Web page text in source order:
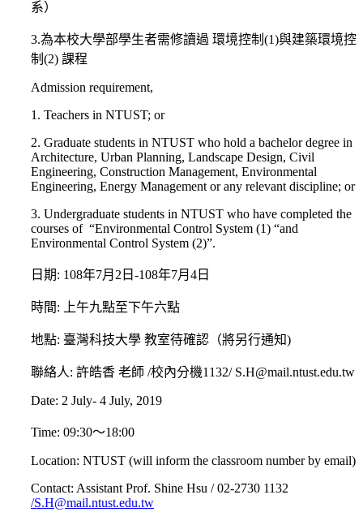
系）
3.為本校大學部學生者需修讀過 環境控制(1)與建築環境控
制(2) 課程
Admission requirement,
1. Teachers in NTUST; or
2. Graduate students in NTUST who hold a bachelor degree in
Architecture, Urban Planning, Landscape Design, Civil
Engineering, Construction Management, Environmental
Engineering, Energy Management or any relevant discipline; or
3. Undergraduate students in NTUST who have completed the
courses of “Environmental Control System (1) “and
Environmental Control System (2)”.
日期: 108年7月2日-108年7月4日
時間: 上午九點至下午六點
地點: 臺灣科技大學 教室待確認（將另行通知)
聯絡人: 許皓香 老師 /校內分機1132/ S.H@mail.ntust.edu.tw
Date: 2 July- 4 July, 2019
Time: 09:30～18:00
Location: NTUST (will inform the classroom number by email)
Contact: Assistant Prof. Shine Hsu / 02-2730 1132
/S.H@mail.ntust.edu.tw